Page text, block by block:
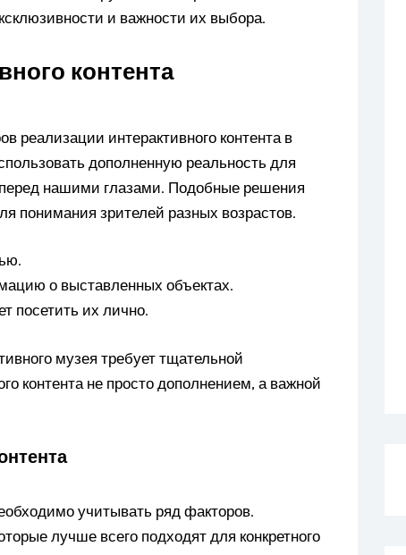
и важности их выбора.
контента
интерактивного контента в
дополненную реальность для
нашими глазами. Подобные решения
понимания зрителей разных возрастов.
о выставленных объектах.
посетить их лично.
музея требует тщательной
контента не просто дополнением, а важной
учитывать ряд факторов.
лучше всего подходят для конкретного